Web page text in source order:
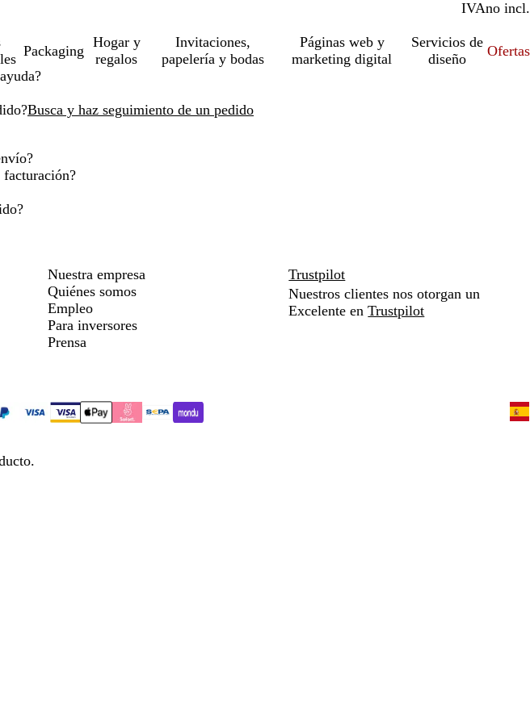
IVAincl.
no incl.
Packaging
Hogar y
regalos
Invitaciones,
papelería y bodas
Páginas web y
marketing digital
Servicios de
diseño
Ofertas
Busca y haz seguimiento de un pedido
facturación?
Nuestra empresa
Quiénes somos
Empleo
Para inversores
Prensa
Trustpilot
Nuestros clientes nos otorgan un
Excelente enTrustpilot